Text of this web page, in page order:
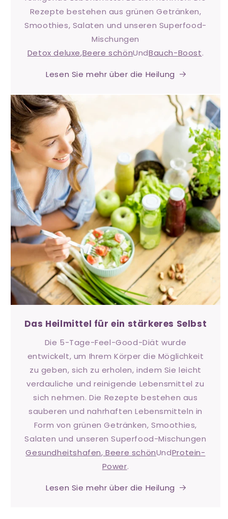
Rezepte bestehen aus grünen Getränken,
Smoothies, Salaten und unseren Superfood-
Mischungen
Detox deluxe,Beere schönUndBauch-Boost.
Lesen Sie mehr über die Heilung
Das Heilmittel für ein stärkeres Selbst
Die 5-Tage-Feel-Good-Diät wurde
entwickelt, um Ihrem Körper die Möglichkeit
zu geben, sich zu erholen, indem Sie leicht
verdauliche und reinigende Lebensmittel zu
sich nehmen. Die Rezepte bestehen aus
sauberen und nahrhaften Lebensmitteln in
Form von grünen Getränken, Smoothies,
Salaten und unseren Superfood-Mischungen
Gesundheitshafen, Beere schönUndProtein-
Power.
Lesen Sie mehr über die Heilung